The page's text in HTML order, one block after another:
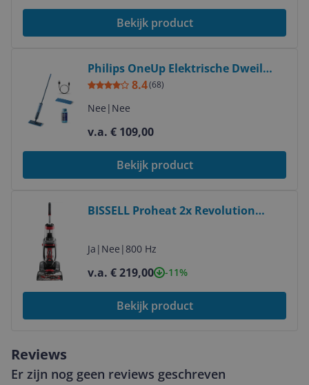
Bekijk product
Philips OneUp Elektrische Dweil
3000 series XV3101/01
8.4(68)
Nee | Nee
v.a. € 109,00
Bekijk product
BISSELL Proheat 2x Revolution
1858N
Ja | Nee |800 Hz
v.a. € 219,00 -11%
Bekijk product
Bekijk product
Reviews
Er zijn nog geen reviews geschreven